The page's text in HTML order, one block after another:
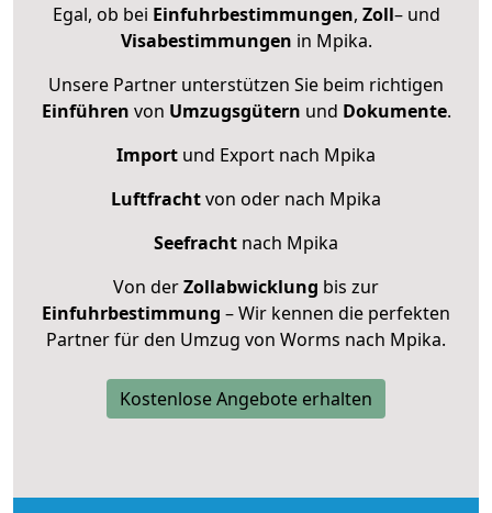
Egal, ob bei Einfuhrbestimmungen, Zoll– und
Visabestimmungen in Mpika.
Unsere Partner unterstützen Sie beim richtigen
Einführen von Umzugsgütern und Dokumente.
Import und Export nach Mpika
Luftfrachtvon oder nach Mpika
Seefracht nach Mpika
Von derZollabwicklung bis zur
Einfuhrbestimmung – Wir kennen die perfekten
Partner für den Umzug von Worms nach Mpika.
Kostenlose Angebote erhalten